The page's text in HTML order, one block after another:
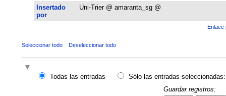
Insertado
por
Uni-Trier @ amaranta_sg @
Enlace
Seleccionar todo Deseleccionar todo
Todas las entradas
Sólo las entradas seleccionadas:
Guardar registros: